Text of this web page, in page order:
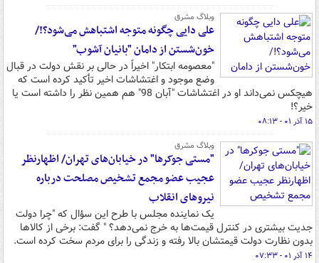
وبلاگ مشرق
علی دایی چگونه متوجه اشتباهش می‌شود؟!/
خون‌شستن از دامان "بانیان آشوب"
"معصومه ابتکار" اخیراً در حالی بر نقش دولت در قبال
وضع موجود و اغتشاشات اخیر تأکید کرده است که
هیچکس نمی‌داند او در اغتشاشات "آبان 98" هم همین نظر را داشته است یا
خیر؟!
۱۵ آذر ۰۱ - ۰۸:۱۳
وبلاگ مشرق
"مستی جوکرها" در خیابان‌های تهران/ اظهارنظر
عجیب عضو مجمع تشخیص مصلحت درباره
نیروهای انقلاب
یک نماینده مجلس با طرح این سؤال که "چرا دولت
جدیت بیشتری در کنترل قیمت‌ها به خرج نمی‌دهد؟ " گفت: برخی از کالاها
بدون نظارت دولت قیمتشان بالا رفته و زندگی را برای مردم سخت کرده است.
۱۴ آذر ۰۱ - ۰۷:۳۳